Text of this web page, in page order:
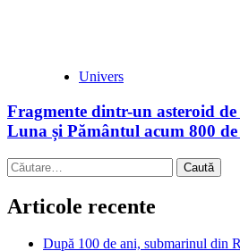
Univers
Fragmente dintr-un asteroid
Luna și Pământul acum 800
Caută
după:
Articole recente
După 100 de ani, submarinul din